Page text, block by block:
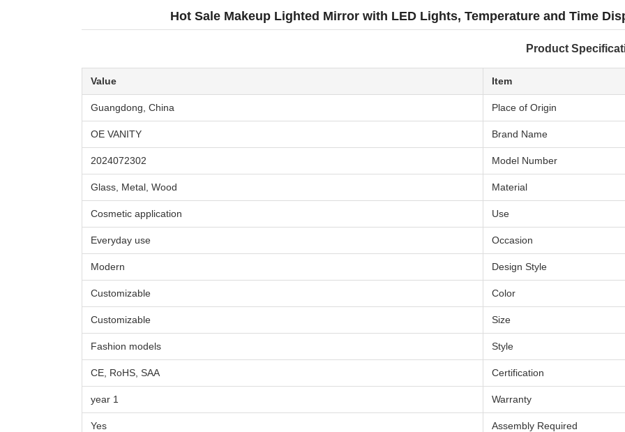
Hot Sale Makeup Lighted Mirror with LED Lights, Temperature and Time
Product
Item
Value
Place of Origin
Guangdong, China
Brand Name
OE VANITY
Model Number
2024072302
Material
Glass, Metal, Wood
Use
Cosmetic application
Occasion
Everyday use
Design Style
Modern
Color
Customizable
Size
Customizable
Style
Fashion models
Certification
CE, RoHS, SAA
Warranty
1 year
Assembly Required
Yes